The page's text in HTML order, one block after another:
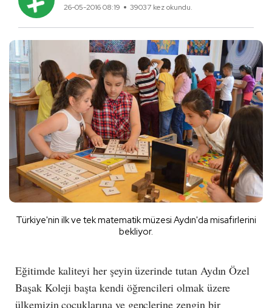
26-05-2016 08:19 39037 kez okundu.
Türkiye'nin ilk ve tek matematik müzesi Aydın'da misafirlerini
bekliyor.
Eğitimde kaliteyi her şeyin üzerinde tutan Aydın Özel
Başak Koleji başta kendi öğrencileri olmak üzere
ülkemizin çocuklarına ve gençlerine zengin bir